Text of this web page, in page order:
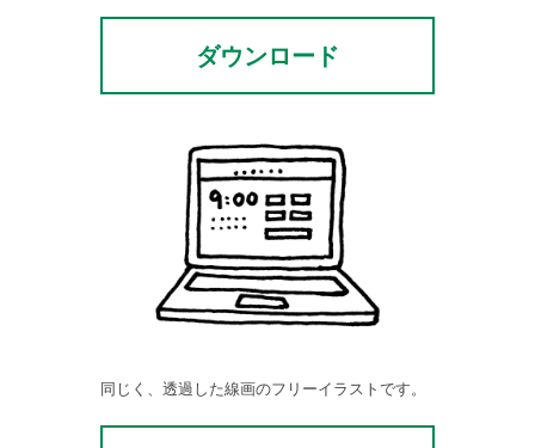
ダウンロード
同じく、透過した線画のフリーイラストです。